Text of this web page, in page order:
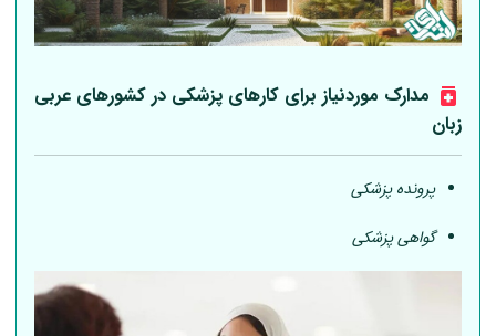
مدارک موردنیاز برای کارهای پزشکی در کشورهای عربی
زبان
پرونده پزشکی
گواهی پزشکی